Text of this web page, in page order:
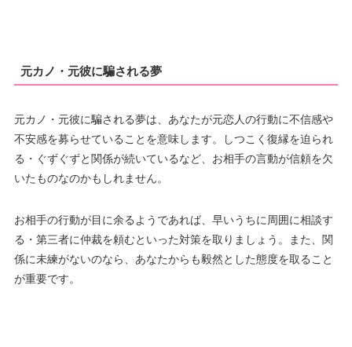
元カノ・元彼に騙される夢
元カノ・元彼に騙される夢は、あなたが元恋人の行動に不信感や
不安感を募らせていることを意味します。しつこく復縁を迫られ
る・ぐずぐずと関係が続いているなど、お相手の言動が信頼を欠
いたものなのかもしれません。
お相手の行動が目に余るようであれば、早いうちに周囲に相談す
る・第三者に仲裁を頼むといった対策を取りましょう。また、関
係に未練がないのなら、あなたからも毅然とした態度を取ること
が重要です。